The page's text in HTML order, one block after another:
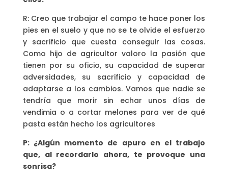
R: Creo que trabajar el campo te hace poner los
pies en el suelo y que no se te olvide el esfuerzo
y sacrificio que cuesta conseguir las cosas.
Como hijo de agricultor valoro la pasión que
tienen por su oficio, su capacidad de superar
adversidades, su sacrificio y capacidad de
adaptarse a los cambios. Vamos que nadie se
tendría que morir sin echar unos días de
vendimia o a cortar melones para ver de qué
pasta están hecho los agricultores
P: ¿Algún momento de apuro en el trabajo
que, al recordarlo ahora, te provoque una
sonrisa?